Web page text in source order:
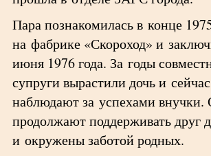
Пара познакомилась в конце
на фабрике «Скороход» и
июня 1976 года. За годы
супруги вырастили дочь и
наблюдают за успехами внучки.
продолжают поддерживать друг
и окружены заботой родных.